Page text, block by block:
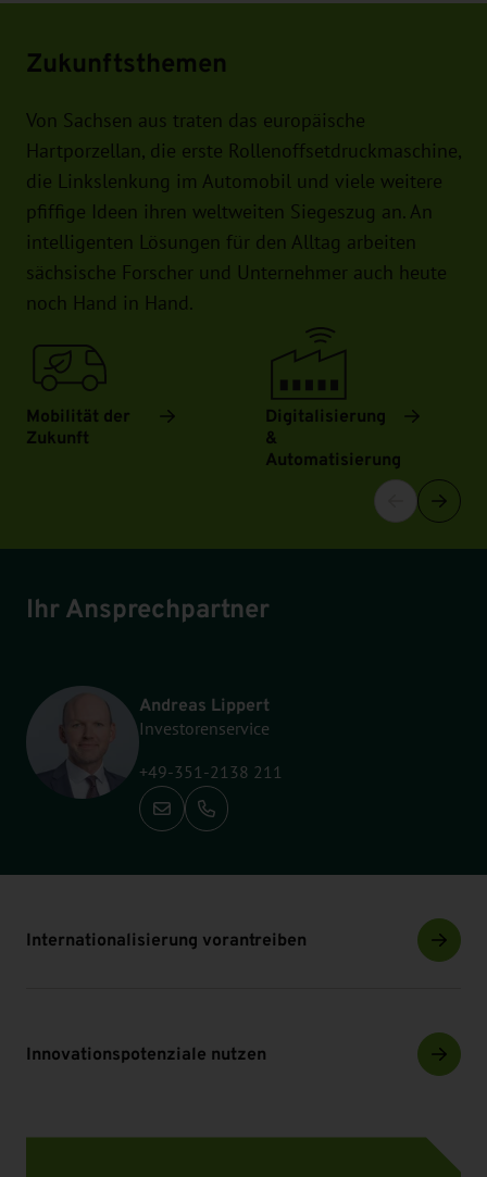
Zukunftsthemen
Von Sachsen aus traten das europäische
Hartporzellan, die erste Rollenoffsetdruckmaschine,
die Linkslenkung im Automobil und viele weitere
pfiffige Ideen ihren weltweiten Siegeszug an. An
intelligenten Lösungen für den Alltag arbeiten
sächsische Forscher und Unternehmer auch heute
noch Hand in Hand.
Mobilität der
Zukunft
Digitalisierung
&
Automatisierung
Ihr Ansprechpartner
Andreas Lippert
Investorenservice
+49-351-2138 211
Anrufen: +49-351-2138 211
Ähnliche Inhalte
Internationalisierung vorantreiben
Innovationspotenziale nutzen